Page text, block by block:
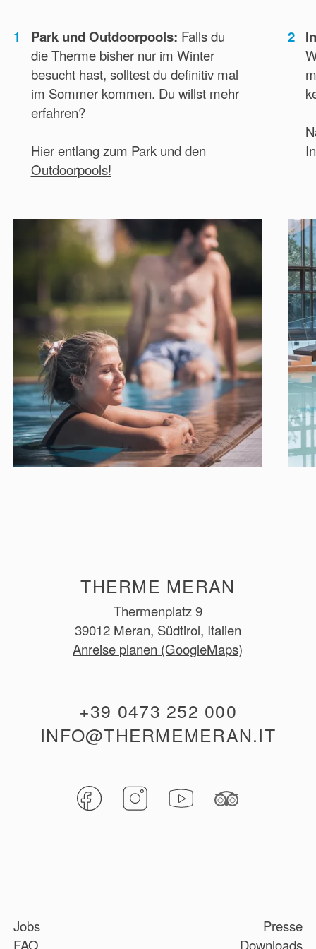
1 Park und Outdoorpools: Falls du
die Therme bisher nur im Winter
besucht hast, solltest du definitiv mal
im Sommer kommen. Du willst mehr
erfahren?
Hier entlang zum Park und den
Outdoorpools!
2
Thermenplatz 9
39012 Meran, Südtirol, Italien
Anreise planen (GoogleMaps)
THERME MERAN
Jobs
FAQ
Presse
Downloads
+39 0473 252 000
INFO@THERMEMERAN.IT